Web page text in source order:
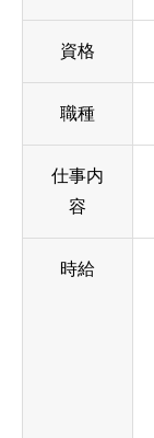
資格
職種
仕事内
容
時給